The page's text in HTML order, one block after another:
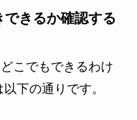
きるか確認する
こでもできるわけ
下の通りです。